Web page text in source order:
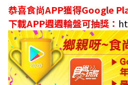
恭喜食尚APP獲得Google
下載APP週週輪盤可抽獎：